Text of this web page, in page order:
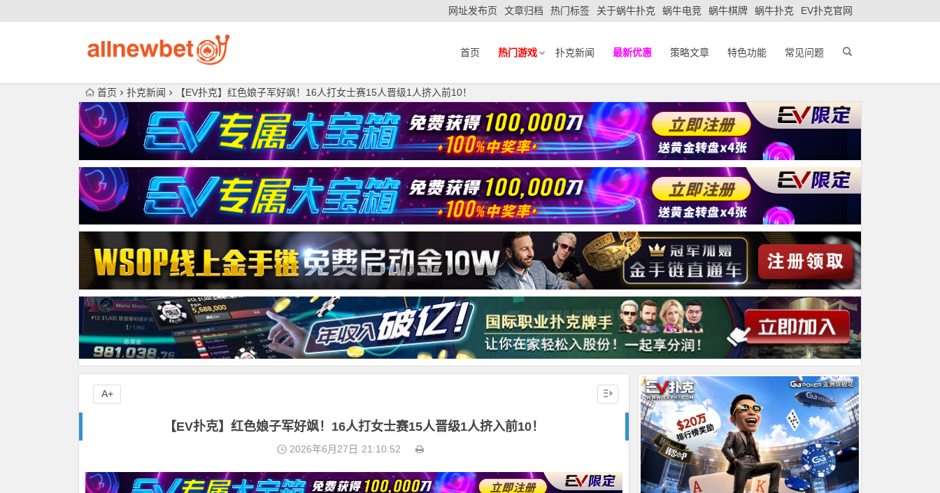
网址发布页 文章归档 热门标签 关于蜗牛扑克 蜗牛电竞 蜗牛棋牌 蜗牛扑克 EV扑克官网
首页 热门游戏 扑克新闻 最新优惠 策略文章 特色功能 常见问题
首页 扑克新闻 【EV扑克】红色娘子军好飒！16人打女士赛15人晋级1人挤入前10！
【EV扑克】红色娘子军好飒！16人打女士赛15人晋级1人挤入前10！
2026年6月27日 21:10:52
A+